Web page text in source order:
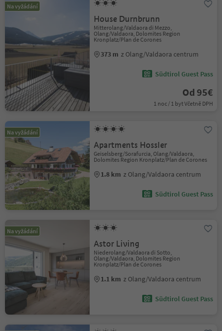
Na vyžádání
House Durnbrunn
Mitterolang/Valdaora di Mezzo,
Olang/Valdaora, Dolomites Region
Kronplatz/Plan de Corones
373 m z Olang/Valdaora centrum
Südtirol Guest Pass
Od 95€
1 noc / 1 byt Včetně DPH
Na vyžádání
Apartments Hossler
Geiselsberg/Sorafurcia, Olang/Valdaora,
Dolomites Region Kronplatz/Plan de Corones
1.8 km z Olang/Valdaora centrum
Südtirol Guest Pass
Na vyžádání
Astor Living
Niederolang/Valdaora di Sotto,
Olang/Valdaora, Dolomites Region
Kronplatz/Plan de Corones
1.1 km z Olang/Valdaora centrum
Südtirol Guest Pass